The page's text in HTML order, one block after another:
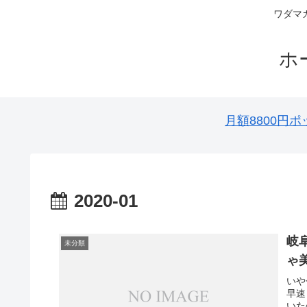
ワダマ
ホ
月額8800円
2020-01
未分類
岐
ゃ
い
早